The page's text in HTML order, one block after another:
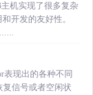
主机实现了很多复杂
开发的友好性。
表现出的各种不同
信号或者空闲状